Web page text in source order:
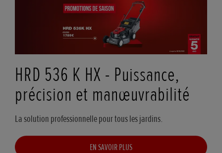
HRD 536 K HX - Puissance,
précision et manœuvrabilité
La solution professionnelle pour tous les jardins.
EN SAVOIR PLUS